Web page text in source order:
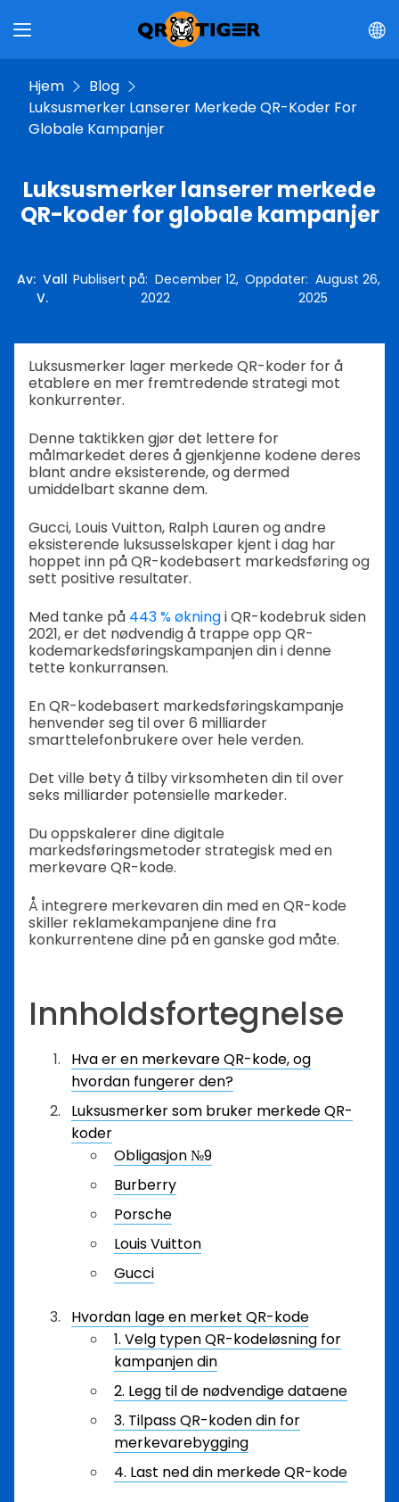
Hjem
Blog
Luksusmerker Lanserer Merkede QR-Koder For
Globale Kampanjer
Luksusmerker lanserer merkede
QR-koder for globale kampanjer
Av:Vall
V.
Publisert på: December 12,
2022
Oppdater:August 26,
2025
Luksusmerker lager merkede QR-koder for å
etablere en mer fremtredende strategi mot
konkurrenter.
Denne taktikken gjør det lettere for
målmarkedet deres å gjenkjenne kodene deres
blant andre eksisterende, og dermed
umiddelbart skanne dem.
Gucci, Louis Vuitton, Ralph Lauren og andre
eksisterende luksusselskaper kjent i dag har
hoppet inn på QR-kodebasert markedsføring og
sett positive resultater.
Med tanke på 443 % økningi QR-kodebruk siden
2021, er det nødvendig å trappe opp QR-
kodemarkedsføringskampanjen din i denne
tette konkurransen.
En QR-kodebasert markedsføringskampanje
henvender seg til over 6 milliarder
smarttelefonbrukere over hele verden.
Det ville bety å tilby virksomheten din til over
seks milliarder potensielle markeder.
Du oppskalerer dine digitale
markedsføringsmetoder strategisk med en
merkevare QR-kode.
Å integrere merkevaren din med en QR-kode
skiller reklamekampanjene dine fra
konkurrentene dine på en ganske god måte.
Innholdsfortegnelse
Hva er en merkevare QR-kode, og
hvordan fungerer den?
Luksusmerker som bruker merkede QR-
koder
Obligasjon №9
Burberry
Porsche
Louis Vuitton
Gucci
Hvordan lage en merket QR-kode
1. Velg typen QR-kodeløsning for
kampanjen din
2. Legg til de nødvendige dataene
3. Tilpass QR-koden din for
merkevarebygging
4. Last ned din merkede QR-kode